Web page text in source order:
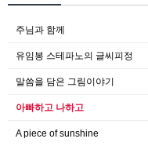
주님과 함께
유임봉 스테파노의 글씨피정
말씀을 담은 그림이야기
아빠하고 나하고
A piece of sunshine